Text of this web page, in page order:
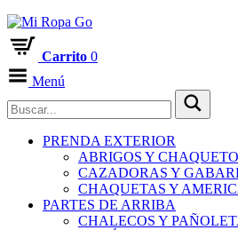
Carrito 0
Menú
PRENDA EXTERIOR
ABRIGOS Y
CAZADORAS Y
CHAQUETAS Y
PARTES DE ARRIBA
CHALECOS Y